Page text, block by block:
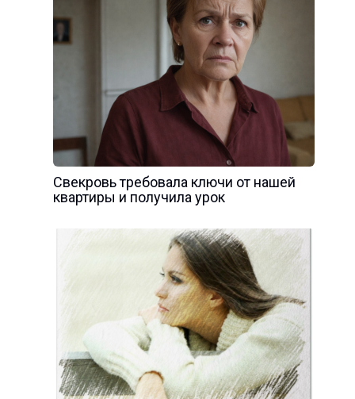
Свекровь требовала ключи от нашей
квартиры и получила урок